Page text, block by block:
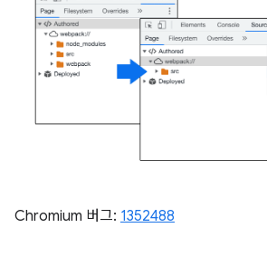
Chromium 버그: 1352488